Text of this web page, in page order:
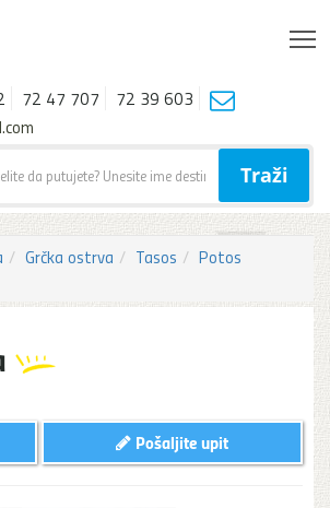
72 47 707
72 39 603
Traži
Grčka ostrva Tasos
Potos
Pošaljite upit